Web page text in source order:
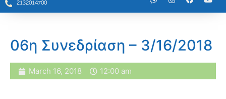
2132014700
06η Συνεδρίαση – 3/16/2018
March 16, 2018 12:00 am